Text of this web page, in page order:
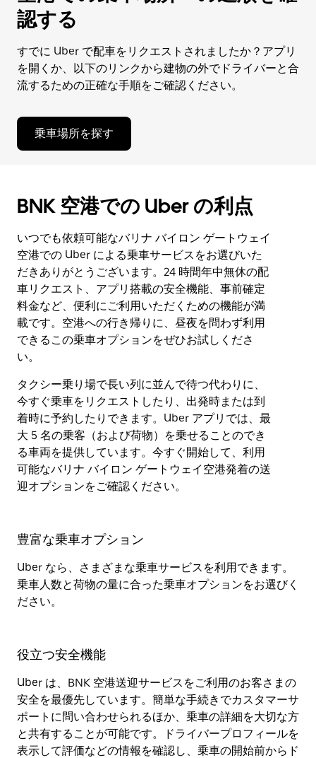
認する
すでに Uber で配車をリクエストされましたか？アプリ
を開くか、以下のリンクから建物の外でドライバーと合
流するための正確な手順をご確認ください。
乗車場所を探す
BNK 空港での Uber の利点
いつでも依頼可能なバリナ バイロン ゲートウェイ
空港での Uber による乗車サービスをお選びいた
だきありがとうございます。24 時間年中無休の配
車リクエスト、アプリ搭載の安全機能、事前確定
料金など、便利にご利用いただくための機能が満
載です。空港への行き帰りに、昼夜を問わず利用
できるこの乗車オプションをぜひお試しくださ
い。
タクシー乗り場で長い列に並んで待つ代わりに、
今すぐ乗車をリクエストしたり、出発時または到
着時に予約したりできます。Uber アプリでは、最
大 5 名の乗客（および荷物）を乗せることのでき
る車両を提供しています。今すぐ開始して、利用
可能なバリナ バイロン ゲートウェイ空港発着の送
迎オプションをご確認ください。
豊富な乗車オプション
Uber なら、さまざまな乗車サービスを利用できます。
乗車人数と荷物の量に合った乗車オプションをお選びく
ださい。
役立つ安全機能
Uber は、BNK 空港送迎サービスをご利用のお客さまの
安全を最優先しています。簡単な手続きでカスタマーサ
ポートに問い合わせられるほか、乗車の詳細を大切な方
と共有することが可能です。ドライバープロフィールを
表示して評価などの情報を確認し、乗車の開始前からド